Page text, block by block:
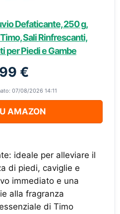
Defaticante, 250 g,
Sali Rinfrescanti,
per Piedi e Gambe
€
07/08/2026 14:11
AMAZON
ideale per alleviare il
di piedi, caviglie e
immediato e una
alla fragranza
di Timo